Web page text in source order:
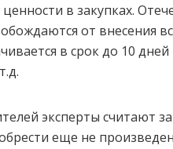
в закупках.
от внесения
в срок до 10 дней
эксперты считают
еще не